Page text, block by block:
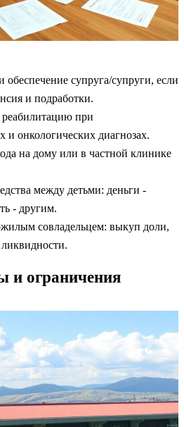
обеспечение супруга/супруги, если
и подработки.
реабилитацию при
и онкологических диагнозах.
на дому или в частной клинике
между детьми: деньги -
- другим.
совладельцем: выкуп доли,
и ограничения